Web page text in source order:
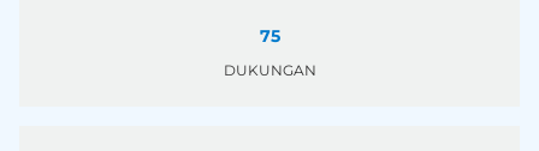
75
DUKUNGAN